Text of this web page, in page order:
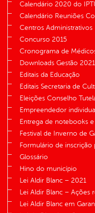
Calendário 2020 do
Calendário Reuniões
Centros Administrativos
Concurso 2015
Cronograma de
Downloads Gestão
Editais da Educação
Editais Secretaria de
Eleições Conselho
Empreendedor
Entrega de notebooks
Festival de Inverno de
Formulário de
Glossário
Hino do município
Lei Aldir Blanc – 2021
Lei Aldir Blanc – Ações
Lei Aldir Blanc em